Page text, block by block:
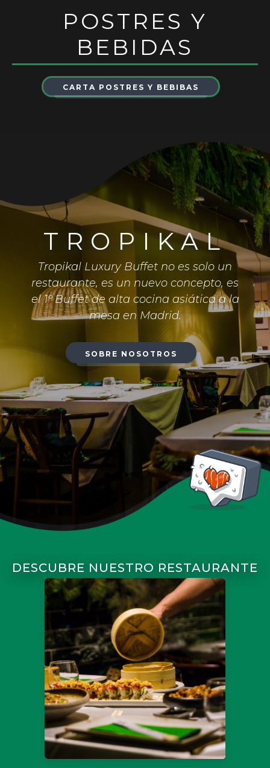
POSTRES Y
BEBIDAS
CARTA POSTRES Y BEBIBAS
TROPIKAL
Tropikal Luxury Buffet no es solo un
restaurante, es un nuevo concepto, es
el 1º Buffet de alta cocina asiática a la
mesa en Madrid.
SOBRE NOSOTROS
DESCUBRE NUESTRO RESTAURANTE